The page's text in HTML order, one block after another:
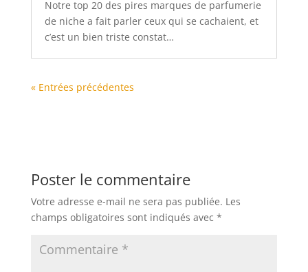
Notre top 20 des pires marques de parfumerie
de niche a fait parler ceux qui se cachaient, et
c’est un bien triste constat…
« Entrées précédentes
Poster le commentaire
Votre adresse e-mail ne sera pas publiée. Les
champs obligatoires sont indiqués avec *